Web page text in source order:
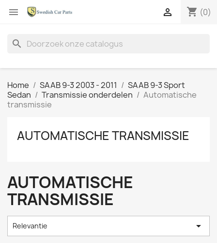
 shopping_cart (0)

search
Home SAAB 9-3 2003 - 2011
SAAB 9-3 Sport
Sedan
Transmissie onderdelen
Automatische
transmissie
AUTOMATISCHE TRANSMISSIE
AUTOMATISCHE
TRANSMISSIE
Relevantie 